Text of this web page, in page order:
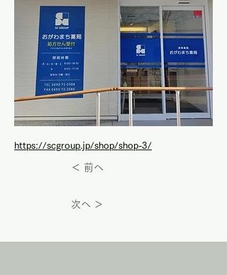
https://scgroup.jp/shop/shop-3/
＜ 前へ
次へ ＞